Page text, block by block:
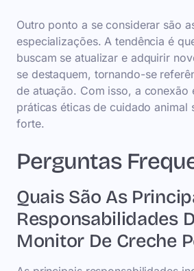
Outro ponto a se considerar são
especializações. A tendência é
buscam se atualizar e adquirir
se destaquem, tornando-se
de atuação. Com isso, a conexão
práticas éticas de cuidado animal
forte.
Perguntas
Quais São As
Responsabilidades
Monitor De Creche